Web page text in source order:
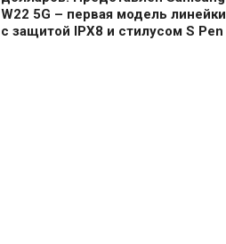
W22 5G – первая модель линейки
с защитой IPX8 и стилусом S Pen